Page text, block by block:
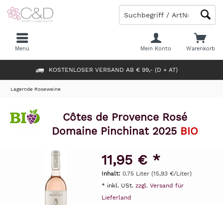
KOSTENLOSER VERSAND AB € 99,- (D + AT)
Warenkorb
Mein Konto
Menü
Lagernde Roseweine
Côtes de Provence Rosé
Domaine Pinchinat 2025 BIO
11,95 € *
Inhalt: 0.75 Liter (15,93 €/Liter)
* inkl. USt. zzgl. Versand für
Lieferland